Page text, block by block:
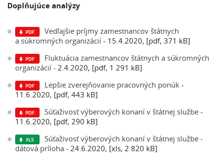
Doplňujúce analýzy
Vedľajšie príjmy zamestnancov štátnych
a súkromných organizácií - 15.4.2020, [pdf, 371 kB]
Fluktuácia zamestnancov štátnych a súkromných
organizácií - 2.4.2020, [pdf, 1 291 kB]
Lepšie zverejňovanie pracovných ponúk -
11.6.2020, [pdf, 443 kB]
Súťaživosť výberových konaní v štátnej službe -
11.6.2020, [pdf, 290 kB]
Súťaživosť výberových konaní v štátnej službe -
dátová príloha - 24.6.2020, [xls, 2 820 kB]